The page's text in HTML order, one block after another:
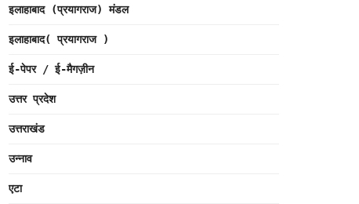
इलाहाबाद (प्रयागराज) मंडल
इलाहाबाद( प्रयागराज )
ई-पेपर / ई-मैगज़ीन
उत्तर प्रदेश
उत्तराखंड
उन्नाव
एटा